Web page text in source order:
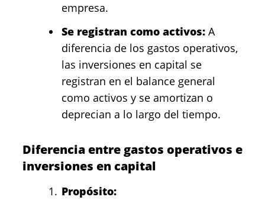
empresa.
Se registran como activos: A
diferencia de los gastos operativos,
las inversiones en capital se
registran en el balance general
como activos y se amortizan o
deprecian a lo largo del tiempo.
Diferencia entre gastos operativos e
inversiones en capital
Propósito: